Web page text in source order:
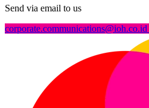
Send via email to us
corporate.communications@ioh.co.id